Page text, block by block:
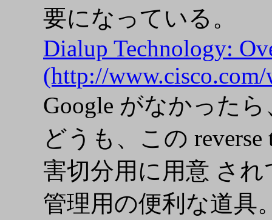
要になっている。
Dialup Technology:
(http://
Google がなかった
どうも、この
害切分用に用意 さ
管理用の便利な道具